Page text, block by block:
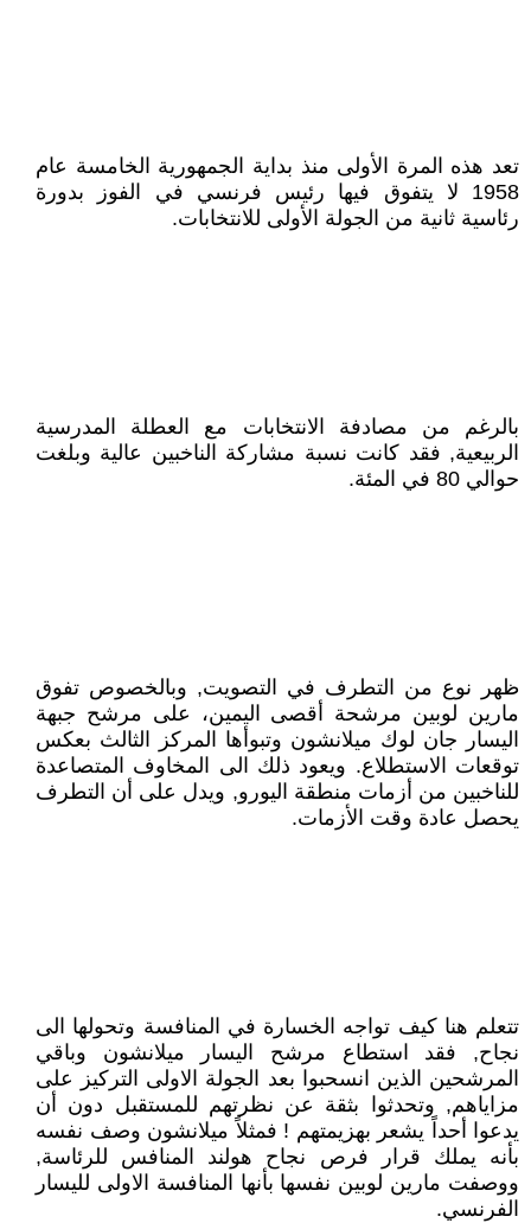
تعد هذه المرة الأولى منذ بداية الجمهورية الخامسة عام
1958 لا يتفوق فيها رئيس فرنسي في الفوز بدورة
رئاسية ثانية من الجولة الأولى للانتخابات.
بالرغم من مصادفة الانتخابات مع العطلة المدرسية
الربيعية, فقد كانت نسبة مشاركة الناخبين عالية وبلغت
حوالي 80 في المئة.
ظهر نوع من التطرف في التصويت, وبالخصوص تفوق
مارين لوبين مرشحة أقصى اليمين، على مرشح جبهة
اليسار جان لوك ميلانشون وتبوأها المركز الثالث بعكس
توقعات الاستطلاع. ويعود ذلك الى المخاوف المتصاعدة
للناخبين من أزمات منطقة اليورو, ويدل على أن التطرف
يحصل عادة وقت الأزمات.
تتعلم هنا كيف تواجه الخسارة في المنافسة وتحولها الى
نجاح, فقد استطاع مرشح اليسار ميلانشون وباقي
المرشحين الذين انسحبوا بعد الجولة الاولى التركيز على
مزاياهم, وتحدثوا بثقة عن نظرتهم للمستقبل دون أن
يدعوا أحداً يشعر بهزيمتهم ! فمثلاً ميلانشون وصف نفسه
بأنه يملك قرار فرص نجاح هولند المنافس للرئاسة,
ووصفت مارين لوبين نفسها بأنها المنافسة الاولى لليسار
الفرنسي.